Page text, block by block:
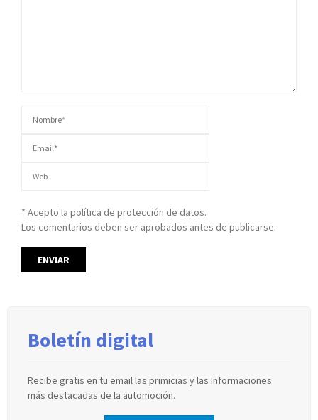
* Acepto la política de protección de datos.
Los comentarios deben ser aprobados antes de publicarse.
Boletín digital
Recibe gratis en tu email las primicias y las informaciones
más destacadas de la automoción.